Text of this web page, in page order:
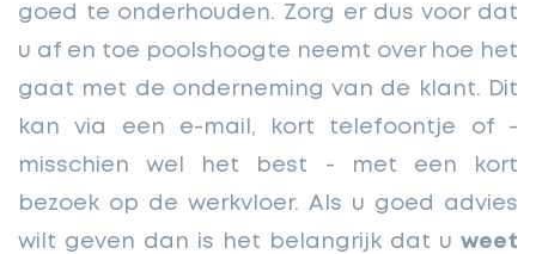
goed te onderhouden. Zorg er dus voor dat
u af en toe poolshoogte neemt over hoe het
gaat met de onderneming van de klant. Dit
kan via een e-mail, kort telefoontje of -
misschien wel het best - met een kort
bezoek op de werkvloer. Als u goed advies
wilt geven dan is het belangrijk dat u weet